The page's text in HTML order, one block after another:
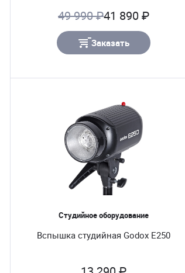
49 990 ₽41 890 ₽
Заказать
Студийное оборудование
Вспышка студийная Godox E250